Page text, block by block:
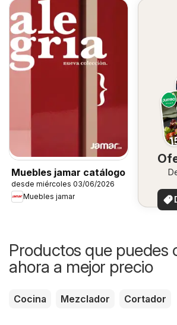
Muebles jamar catálogo
desde miércoles 03/06/2026
Muebles jamar
Productos que puedes
ahora a mejor precio
Cocina Mezclador Cortador